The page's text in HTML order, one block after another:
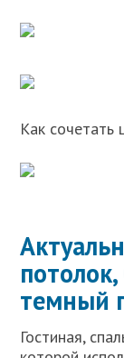
Как сочетать
темный
Гостиная,